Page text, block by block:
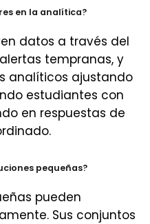
en la analítica?
datos a través del
tempranas, y
analíticos ajustando
estudiantes con
en respuestas de
pequeñas?
pueden
Sus conjuntos